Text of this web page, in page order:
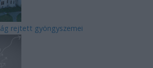
rejtett gyöngyszemei